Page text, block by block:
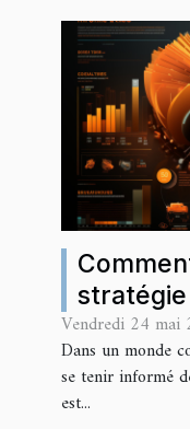
dans le
Vendredi 24
Dans un monde
se tenir informé
est...